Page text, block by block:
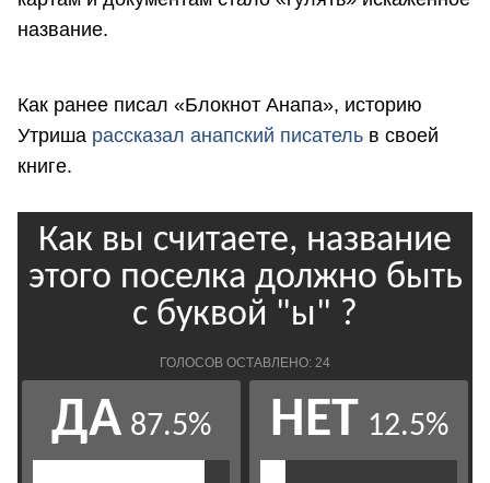
название.
Как ранее писал «Блокнот Анапа», историю
Утриша рассказал анапский писатель в своей
книге.